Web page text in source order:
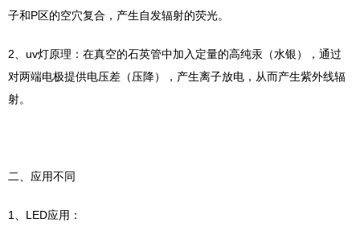
子和P区的空穴复合，产生自发辐射的荧光。
2、 uv灯原理：在真空的石英管中加入定量的高纯汞（水银），通过
对两端电极提供电压差（压降），产生离子放电，从而产生紫外线辐
射。
二、应用不同
1、LED应用：